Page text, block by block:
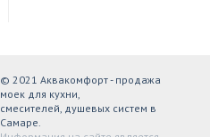
© 2021 Аквакомфорт - продажа
моек для кухни,
смесителей, душевых систем в
Самаре.